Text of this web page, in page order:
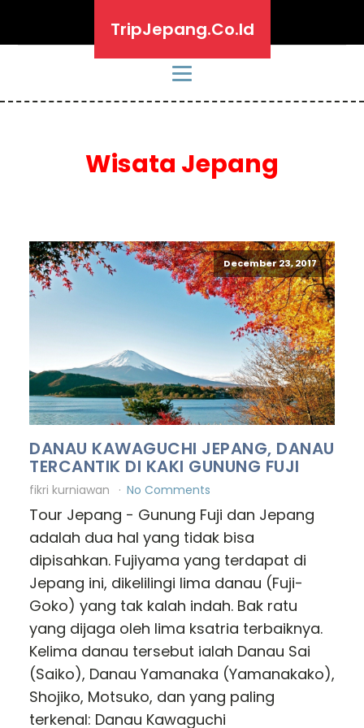
TripJepang.Co.Id
Wisata Jepang
December 23, 2017
DANAU KAWAGUCHI JEPANG, DANAU
TERCANTIK DI KAKI GUNUNG FUJI
fikri kurniawan No Comments
Tour Jepang - Gunung Fuji dan Jepang
adalah dua hal yang tidak bisa
dipisahkan. Fujiyama yang terdapat di
Jepang ini, dikelilingi lima danau (Fuji-
Goko) yang tak kalah indah. Bak ratu
yang dijaga oleh lima ksatria terbaiknya.
Kelima danau tersebut ialah Danau Sai
(Saiko), Danau Yamanaka (Yamanakako),
Shojiko, Motsuko, dan yang paling
terkenal: Danau Kawaguchi